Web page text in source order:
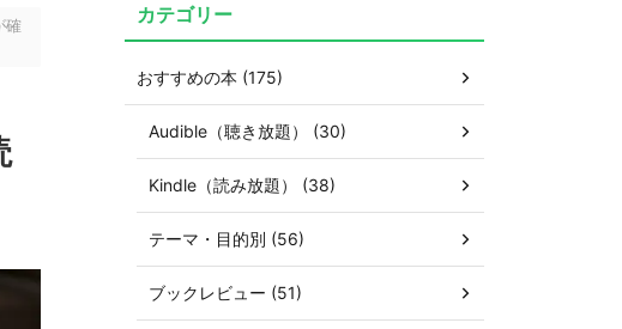
確
カテゴリー
おすすめの本 (175)
Audible（聴き放題） (30)
Kindle（読み放題） (38)
テーマ・目的別 (56)
ブックレビュー (51)